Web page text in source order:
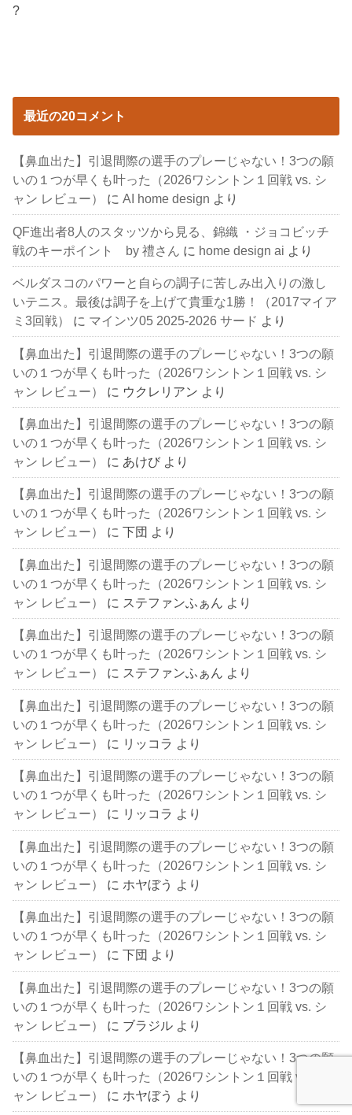
?
最近の20コメント
【鼻血出た】引退間際の選手のプレーじゃない！3つの願
いの１つが早くも叶った（2026ワシントン１回戦 vs. シ
ャン レビュー）
にAI home design より
QF進出者8人のスタッツから見る、錦織 ・ジョコビッチ
戦のキーポイント by 禮さん
に home design ai より
ベルダスコのパワーと自らの調子に苦しみ出入りの激し
いテニス。最後は調子を上げて貴重な1勝！（2017マイア
ミ3回戦）
に マインツ05 2025-2026 サード より
【鼻血出た】引退間際の選手のプレーじゃない！3つの願
いの１つが早くも叶った（2026ワシントン１回戦 vs. シ
ャン レビュー）
に ウクレリアン より
【鼻血出た】引退間際の選手のプレーじゃない！3つの願
いの１つが早くも叶った（2026ワシントン１回戦 vs. シ
ャン レビュー）
に あけび より
【鼻血出た】引退間際の選手のプレーじゃない！3つの願
いの１つが早くも叶った（2026ワシントン１回戦 vs. シ
ャン レビュー）
に下団 より
【鼻血出た】引退間際の選手のプレーじゃない！3つの願
いの１つが早くも叶った（2026ワシントン１回戦 vs. シ
ャン レビュー）
に ステファンふぁん より
【鼻血出た】引退間際の選手のプレーじゃない！3つの願
いの１つが早くも叶った（2026ワシントン１回戦 vs. シ
ャン レビュー）
に ステファンふぁん より
【鼻血出た】引退間際の選手のプレーじゃない！3つの願
いの１つが早くも叶った（2026ワシントン１回戦 vs. シ
ャン レビュー）
に リッコラ より
【鼻血出た】引退間際の選手のプレーじゃない！3つの願
いの１つが早くも叶った（2026ワシントン１回戦 vs. シ
ャン レビュー）
に リッコラ より
【鼻血出た】引退間際の選手のプレーじゃない！3つの願
いの１つが早くも叶った（2026ワシントン１回戦 vs. シ
ャン レビュー）
に ホヤぼう より
【鼻血出た】引退間際の選手のプレーじゃない！3つの願
いの１つが早くも叶った（2026ワシントン１回戦 vs. シ
ャン レビュー）
に下団 より
【鼻血出た】引退間際の選手のプレーじゃない！3つの願
いの１つが早くも叶った（2026ワシントン１回戦 vs. シ
ャン レビュー）
に ブラジル より
【鼻血出た】引退間際の選手のプレーじゃない！3つの願
いの１つが早くも叶った（2026ワシントン１回戦 vs. シ
ャン レビュー）
に ホヤぼう より